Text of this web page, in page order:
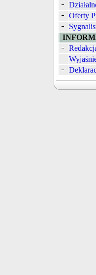
Oferty